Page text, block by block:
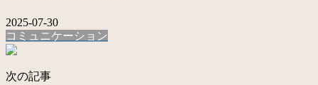
2025-07-30
コミュニケーション
次の記事